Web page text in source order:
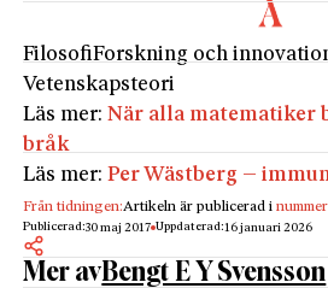
FilosofiForskning och
Vetenskapsteori
Läs mer:När alla matematiker
bråk
Läs mer:Per Wästberg –
Från tidningen:Artikeln är publicerad i
Publicerad:30 maj 2017 Uppdaterad:16 januari 2026
Mer avBengt E Y Svensson